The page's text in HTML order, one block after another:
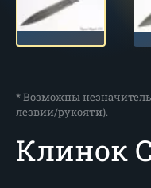
* Возможны
лезвии/рукояти).
Клинок